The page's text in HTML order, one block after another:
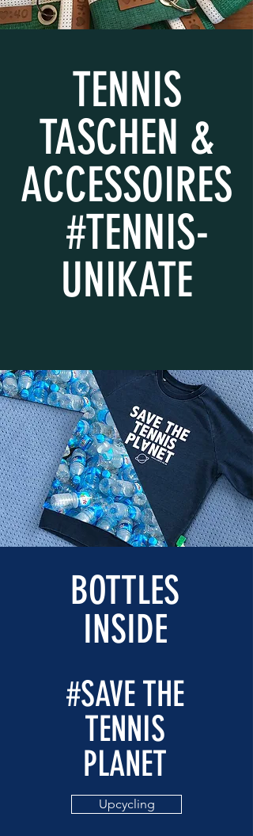
TENNIS
TASCHEN &
ACCESSOIRES
#TENNIS-
UNIKATE
BOTTLES
INSIDE
#SAVE THE
TENNIS
PLANET
Upcycling